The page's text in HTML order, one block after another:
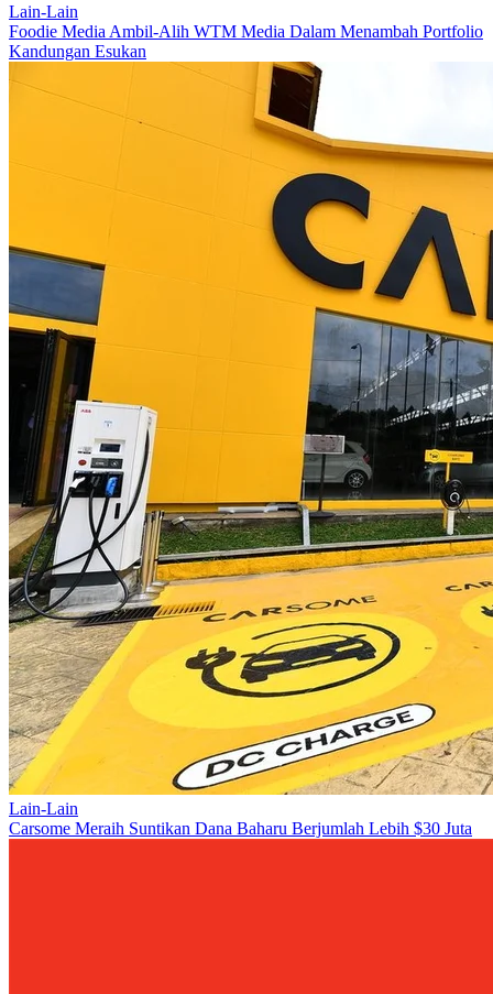
Lain-Lain
Foodie Media Ambil-Alih WTM Media Dalam Menambah Portfolio
Kandungan Esukan
Lain-Lain
Carsome Meraih Suntikan Dana Baharu Berjumlah Lebih $30 Juta